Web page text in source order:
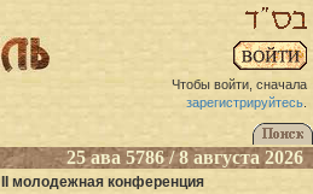
Чтобы войти, сначала
зарегистрируйтесь.
25 ава 5786 / 8 августа 2026
II молодежная конференция